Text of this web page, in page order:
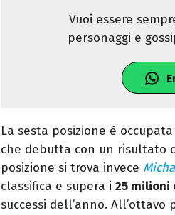
Vuoi essere
personaggi e
La sesta posizione è
che debutta con un risultato
posizione si trova invece
classifica e supera i 25 milioni
successi dell’anno. All’ottavo